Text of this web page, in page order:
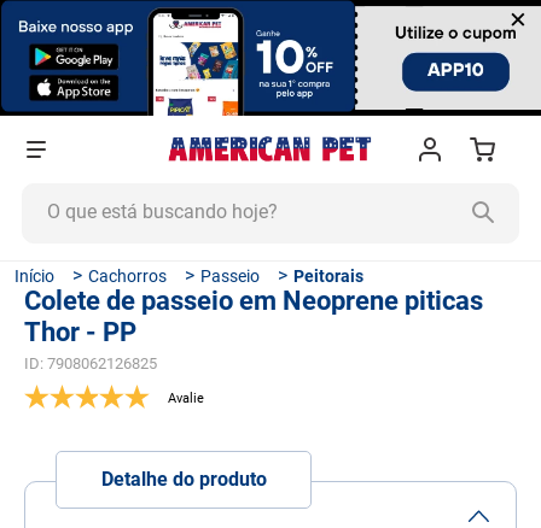
×
Cachorros Passeio Peitorais
Colete de passeio em Neoprene piticas
Thor - PP
ID: 7908062126825
Detalhe do produto
TERMOS MAIS BUSCADOS
1 º
ração cachorro
6º